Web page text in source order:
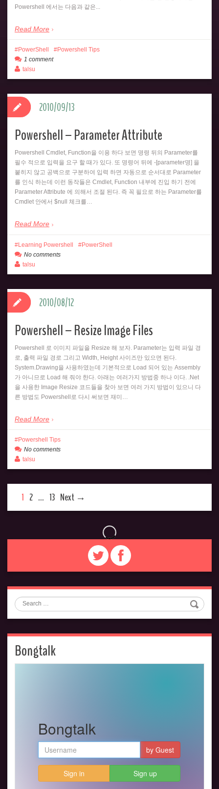
Powershell 에서는 다음과 같은...
Read More
PowerShell
Powershell Tips
1 comment
talsu
Powershell – Parameter Attribute
Powershell Cmdlet, Function을 이용 하다 보면 명령 뒤의 Parameter를
필수 적으로 입력을 요구 할 때가 있다. 또 명령어 뒤에 -[parameter명] 을
붙히지 않고 공백으로 구분하여 입력 하면 자동으로 순서대로 Parameter
를 인식 하는데 이런 동작들은 Cmdlet, Function 내부에 진입 하기 전에
Parameter Attribute 에 의해서 조절 된다. 즉 꼭 필요로 하는 Parameter를
Cmdlet 안에서 $null 체크를…
Read More
2010/09/13
Learning Powershell
PowerShell
No comments
talsu
Powershell – Resize Image Files
Powershell 로 이미지 파일을 Resize 해 보자. Parameter는 입력 파일 경
로, 출력 파일 경로 그리고 Width, Height 사이즈만 있으면 된다.
System.Drawing을 사용하였는데 기본적으로 Load 되어 있는 Assembly
가 아니므로 Load 해 줘야 한다. 아래는 여러가지 방법중 하나 이다. .Net
을 사용한 Image Resize 코드들을 찾아 보면 여러 가지 방법이 있으니 다
른 방법도 Powershell로 다시 써보면 재미…
Read More
2010/08/12
Powershell Tips
No comments
talsu
1 2 … 13 Next →
Search
Bongtalk